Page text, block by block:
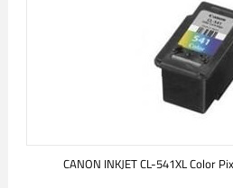
CANON INKJET CL-541XL Color